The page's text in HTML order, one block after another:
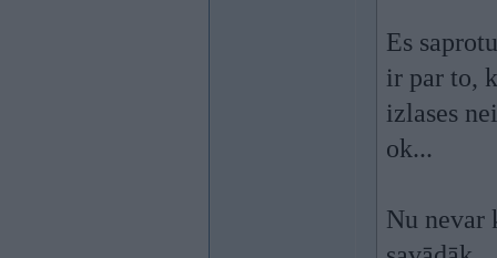
Es
ir par to,
izlases
ok...
Nu nevar